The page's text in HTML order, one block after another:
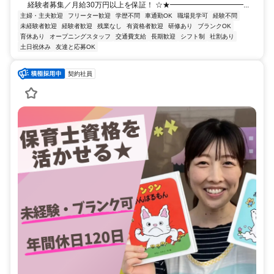
経験者募集／月給30万円以上を保証！ ☆★━━━━━━━━━━...
主婦・主夫歓迎 フリーター歓迎 学歴不問 車通勤OK 職場見学可
経験不問
未経験者歓迎
経験者歓迎 残業なし 有資格者歓迎 研修あり
ブランクOK
育休あり
オープニングスタッフ 交通費支給 長期歓迎 シフト制
社割あり
土日祝休み
友達と応募OK
契約社員